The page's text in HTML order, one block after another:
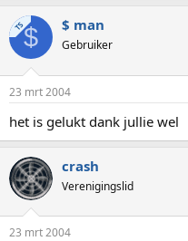
TS$ $ man
Gebruiker
23 mrt 2004
het is gelukt dank jullie wel
crash
Verenigingslid
23 mrt 2004